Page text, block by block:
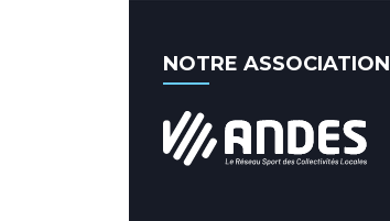
NOTRE ASSOCIATION